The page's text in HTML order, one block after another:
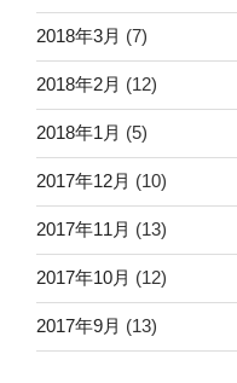
2018年3月 (7)
2018年2月 (12)
2018年1月 (5)
2017年12月 (10)
2017年11月 (13)
2017年10月 (12)
2017年9月 (13)